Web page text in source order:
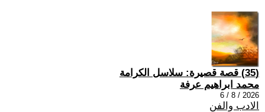
(35) قصة قصيرة: سلاسل الكرامة
محمد ابراهيم عرفة
2026 / 8 / 6
الادب والفن